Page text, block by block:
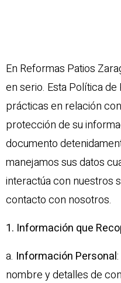
En Reformas Patios
en serio. Esta Política
prácticas en relación
protección de su
documento
manejamos sus datos
interactúa con nuestros
contacto con nosotros.
1. Información que
a. Información Personal
nombre y detalles de